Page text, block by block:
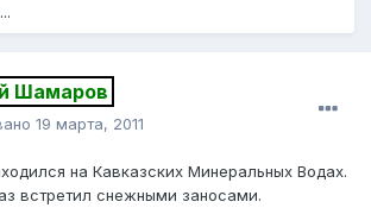
Шамаров
19 марта, 2011
на Кавказских Минеральных Водах.
встретил снежными заносами.